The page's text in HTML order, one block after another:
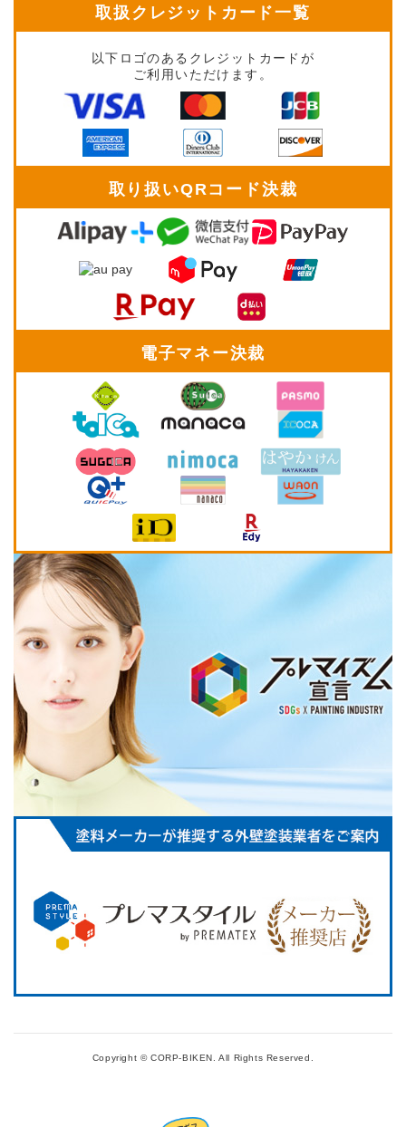
取扱クレジットカード一覧
以下ロゴのあるクレジットカードが
ご利用いただけます。
取り扱いQRコード決裁
電子マネー決裁
Copyright © CORP-BIKEN.All Rights Reserved.